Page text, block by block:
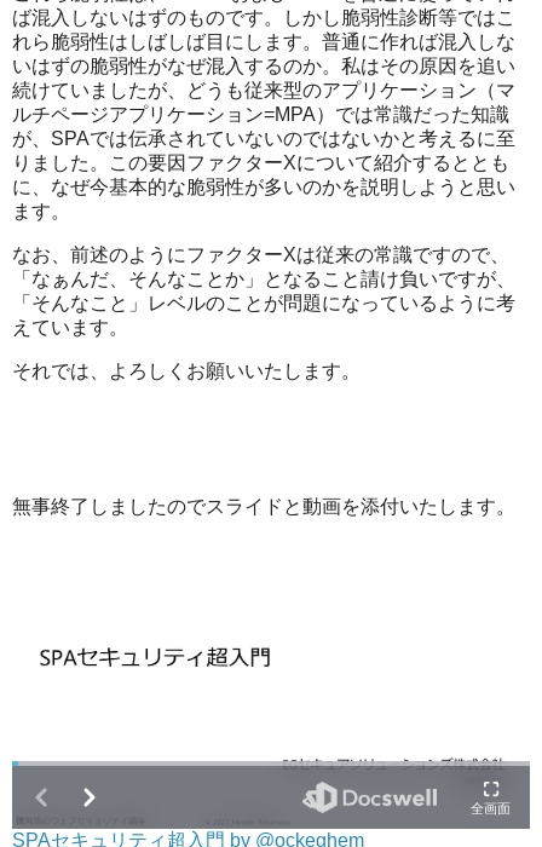
ば混入しないはずのものです。しかし脆弱性診断等ではこ
れら脆弱性はしばしば目にします。普通に作れば混入しな
いはずの脆弱性がなぜ混入するのか。私はその原因を追い
続けていましたが、どうも従来型のアプリケーション（マ
ルチページアプリケーション=MPA）では常識だった知識
が、SPAでは伝承されていないのではないかと考えるに至
りました。この要因ファクターXについて紹介するととも
に、なぜ今基本的な脆弱性が多いのかを説明しようと思い
ます。
なお、前述のようにファクターXは従来の常識ですので、
「なぁんだ、そんなことか」となること請け負いですが、
「そんなこと」レベルのことが問題になっているように考
えています。
それでは、よろしくお願いいたします。
無事終了しましたのでスライドと動画を添付いたします。
SPAセキュリティ超入門 by @ockeghem